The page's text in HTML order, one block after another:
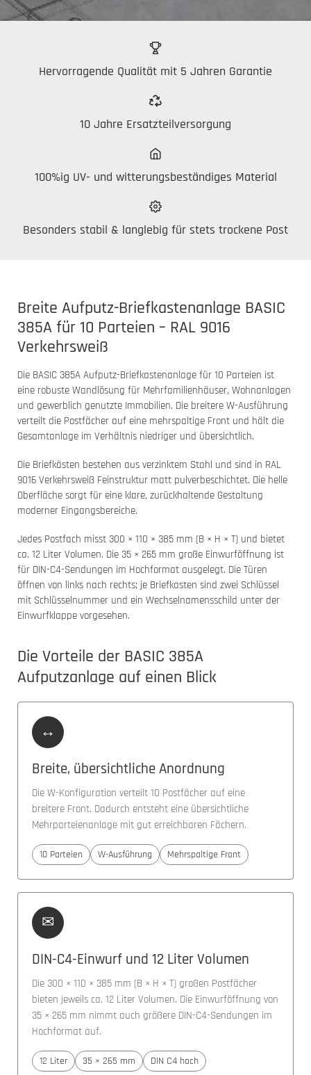
Hervorragende Qualität mit 5 Jahren Garantie
10 Jahre Ersatzteilversorgung
100%ig UV- und witterungsbeständiges Material
Besonders stabil & langlebig für stets trockene Post
Breite Aufputz-Briefkastenanlage BASIC
385A für 10 Parteien – RAL 9016
Verkehrsweiß
Die BASIC 385A Aufputz-Briefkastenanlage für 10 Parteien ist
eine robuste Wandlösung für Mehrfamilienhäuser, Wohnanlagen
und gewerblich genutzte Immobilien. Die breitere W-Ausführung
verteilt die Postfächer auf eine mehrspaltige Front und hält die
Gesamtanlage im Verhältnis niedriger und übersichtlich.
Die Briefkästen bestehen aus verzinktem Stahl und sind in RAL
9016 Verkehrsweiß Feinstruktur matt pulverbeschichtet. Die helle
Oberfläche sorgt für eine klare, zurückhaltende Gestaltung
moderner Eingangsbereiche.
Jedes Postfach misst 300 × 110 × 385 mm (B × H × T) und bietet
ca. 12 Liter Volumen. Die 35 × 265 mm große Einwurföffnung ist
für DIN-C4-Sendungen im Hochformat ausgelegt. Die Türen
öffnen von links nach rechts; je Briefkasten sind zwei Schlüssel
mit Schlüsselnummer und ein Wechselnamensschild unter der
Einwurfklappe vorgesehen.
Die Vorteile der BASIC 385A
Aufputzanlage auf einen Blick
↔
Breite, übersichtliche Anordnung
Die W-Konfiguration verteilt 10 Postfächer auf eine
breitere Front. Dadurch entsteht eine übersichtliche
Mehrparteienanlage mit gut erreichbaren Fächern.
10 Parteien W-Ausführung Mehrspaltige Front
✉
DIN-C4-Einwurf und 12 Liter Volumen
Die 300 × 110 × 385 mm (B × H × T) großen Postfächer
bieten jeweils ca. 12 Liter Volumen. Die Einwurföffnung von
35 × 265 mm nimmt auch größere DIN-C4-Sendungen im
Hochformat auf.
12 Liter 35 × 265 mm DIN C4 hoch